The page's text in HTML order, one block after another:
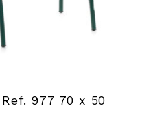
977 70 x 50